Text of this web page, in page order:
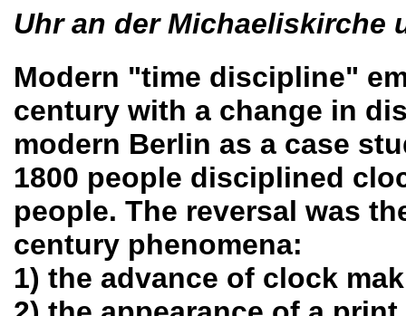
Uhr an der Michaeliskirche
Modern "time discipline"
century with a change in
modern Berlin as a case
1800 people disciplined
people. The reversal was
century phenomena:
1) the advance of clock